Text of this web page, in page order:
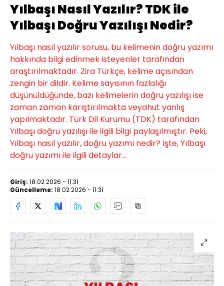
Yılbaşı Nasıl Yazılır? TDK ile
Yılbaşı Doğru Yazılışı Nedir?
Yılbaşı nasıl yazılır sorusu, bu kelimenin doğru yazımı
hakkında bilgi edinmek isteyenler tarafından
araştırılmaktadır. Zira Türkçe, kelime açısından
zengin bir dildir. Kelime sayısının fazlalığı
düşünüldüğünde, bazı kelimelerin doğru yazılışı ise
zaman zaman karıştırılmakta veyahut yanlış
yapılmaktadır. Türk Dil Kurumu (TDK) tarafından
Yılbaşı doğru yazılışı ile ilgili bilgi paylaşılmıştır. Peki,
Yılbaşı nasıl yazılır, doğru yazımı nedir? İşte, Yılbaşı
doğru yazımı ile ilgili detaylar...
Giriş: 18.02.2026 - 11:31
Güncelleme: 18.02.2026 - 11:31